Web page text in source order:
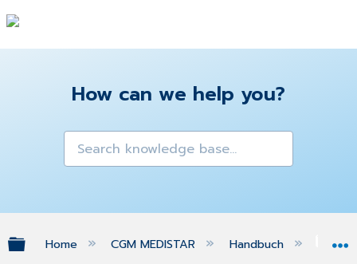
How can we help you?
Expand/collapse global hierarchy
Home CGM MEDISTAR Handbuch